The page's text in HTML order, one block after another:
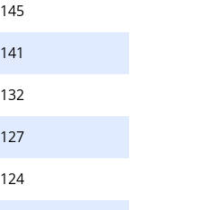
145
141
132
127
124